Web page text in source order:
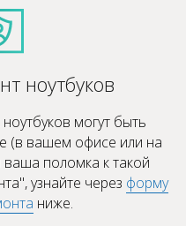
ноутбуков
могут быть
(в вашем офисе или на
поломка к такой
узнайте через форму
ниже.